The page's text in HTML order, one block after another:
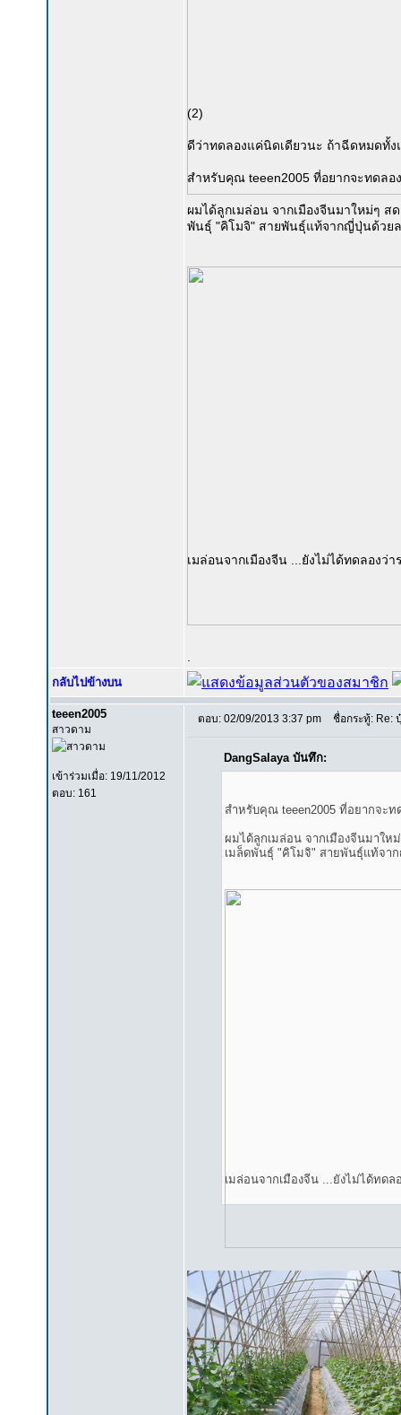
(2)
ดีว่าทดลองแค่นิดเดียวนะ ถ้าฉีดหมดทั้ง
สำหรับคุณ teeen2005 ที่อยากจะทดลอ
ผมได้ลูกเมล่อน จากเมืองจีนมาใหม่ๆ ส
พันธุ์ "คิโมจิ" สายพันธุ์แท้จากญี่ปุ่นด้วย
เมล่อนจากเมืองจีน ...ยังไม่ได้ทดลองว่า
กลับไปข้างบน
teeen2005
สาวดาม
เข้าร่วมเมื่อ: 19/11/2012
ตอบ: 161
ตอบ: 02/09/2013 3:37 pm ชื่อกระทู้: Re:
DangSalaya บันทึก:
สำหรับคุณ teeen2005 ที่อยากจะ
ผมได้ลูกเมล่อน จากเมืองจีนมาให
เมล็ดพันธุ์ "คิโมจิ" สายพันธุ์แท้จา
เมล่อนจากเมืองจีน ...ยังไม่ได้ทดล